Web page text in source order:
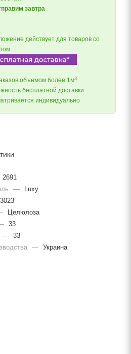
завтра
действует для товаров со
объемом более 1м3
бесплатной доставки
индивидуально
2691
—
Luxy
3023
Целюлоза
33
— 33
— Украина